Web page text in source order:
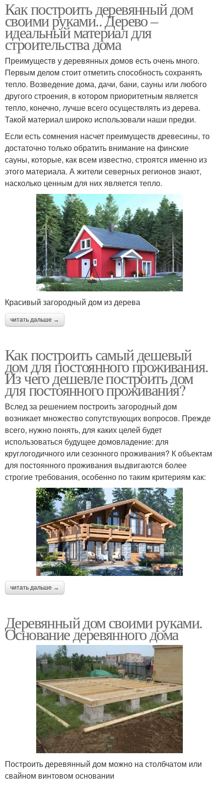
Как построить деревянный дом
своими руками.. Дерево –
идеальный материал для
строительства дома
Преимуществ у деревянных домов есть очень много.
Первым делом стоит отметить способность сохранять
тепло. Возведение дома, дачи, бани, сауны или любого
другого строения, в котором приоритетным является
тепло, конечно, лучше всего осуществлять из дерева.
Такой материал широко использовали наши предки.
Если есть сомнения насчет преимуществ древесины, то
достаточно только обратить внимание на финские
сауны, которые, как всем известно, строятся именно из
этого материала. А жители северных регионов знают,
насколько ценным для них является тепло.
Красивый загородный дом из дерева
читать дальше →
Как построить самый дешевый
дом для постоянного проживания.
Из чего дешевле построить дом
для постоянного проживания?
Вслед за решением построить загородный дом
возникает множество сопутствующих вопросов. Прежде
всего, нужно понять, для каких целей будет
использоваться будущее домовладение: для
круглогодичного или сезонного проживания? К объектам
для постоянного проживания выдвигаются более
строгие требования, особенно по таким критериям как:
читать дальше →
Деревянный дом своими руками.
Основание деревянного дома
Построить деревянный дом можно на столбчатом или
свайном винтовом основании